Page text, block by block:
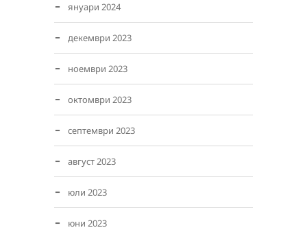
януари 2024
декември 2023
ноември 2023
октомври 2023
септември 2023
август 2023
юли 2023
юни 2023